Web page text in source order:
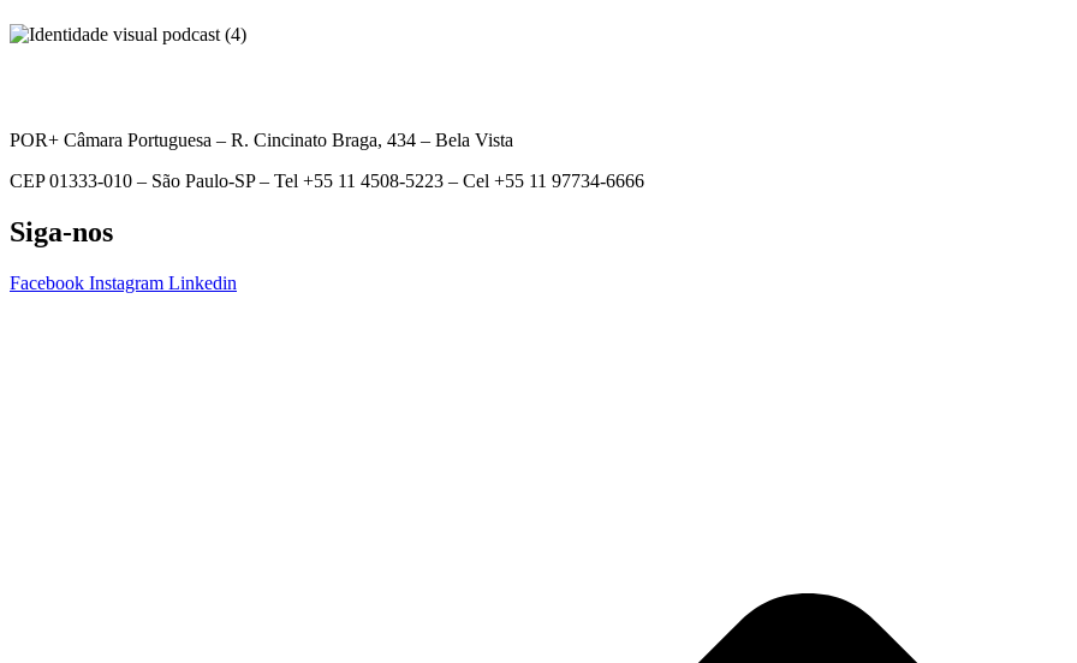
POR+ Câmara Portuguesa – R. Cincinato Braga, 434 – Bela Vista
CEP 01333-010 – São Paulo-SP – Tel +55 11 4508-5223 – Cel +55 11 97734-6666
Siga-nos
Facebook Instagram Linkedin